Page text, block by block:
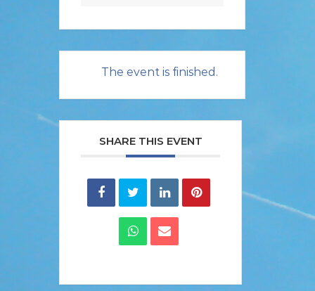
The event is finished.
SHARE THIS EVENT